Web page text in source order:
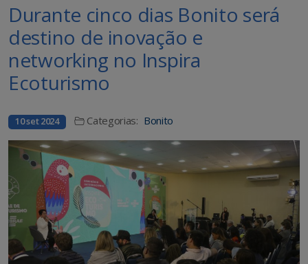
Durante cinco dias Bonito será
destino de inovação e
networking no Inspira
Ecoturismo
10 set 2024 Categorias: Bonito